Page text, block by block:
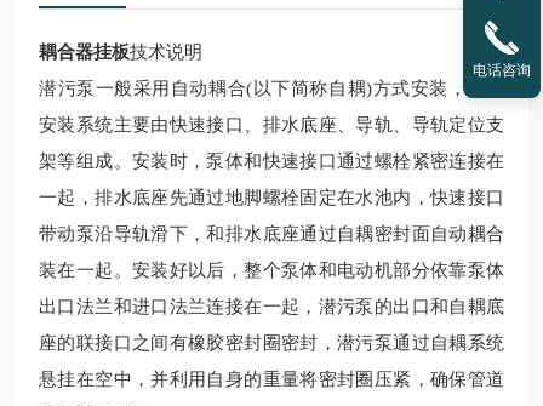
耦合器挂板技术说明
潜污泵一般采用自动耦合(以下简称自耦)方式安装，自耦
安装系统主要由快速接口、排水底座、导轨、导轨定位支
架等组成。安装时，泵体和快速接口通过螺栓紧密连接在
一起，排水底座先通过地脚螺栓固定在水池内，快速接口
带动泵沿导轨滑下，和排水底座通过自耦密封面自动耦合
装在一起。安装好以后，整个泵体和电动机部分依靠泵体
出口法兰和进口法兰连接在一起，潜污泵的出口和自耦底
座的联接口之间有橡胶密封圈密封，潜污泵通过自耦系统
悬挂在空中，并利用自身的重量将密封圈压紧，确保管道
电话咨询